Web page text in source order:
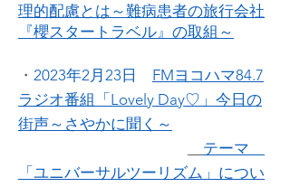
理的配慮とは～難病患者の旅行会社
『櫻スタートラベル』の取組～
・ 2023年2月23日 FMヨコハマ84.7
ラジオ番組「Lovely Day♡」今日の
街声～さやかに聞く～
テーマ
「ユニバーサルツーリズム」につい